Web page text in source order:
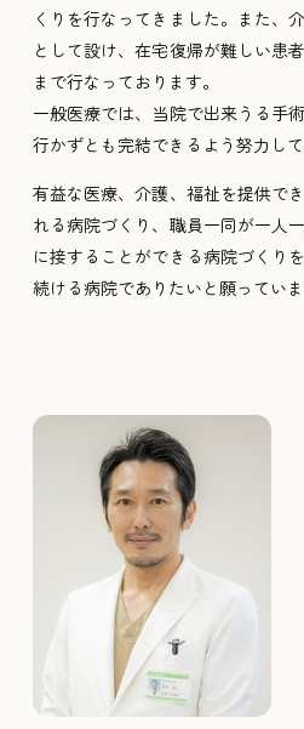
くりを行なってきました。また、
として設け、在宅復帰が難しい患
まで行なっております。
一般医療では、当院で出来うる手
行かずとも完結できるよう努力して
有益な医療、介護、福祉を提供で
れる病院づくり、職員一同が一人
に接することができる病院づくり
続ける病院でありたいと願っていま